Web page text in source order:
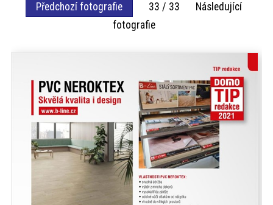
Prodejní
Kontakt
Předchozí fotografie
33 / 33 Následující
fotografie